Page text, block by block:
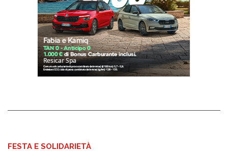
FESTA E SOLIDARIETÀ